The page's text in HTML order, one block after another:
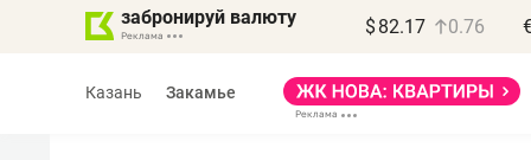
забронируй валюту $ 82.17 0.76
Казань Закамье